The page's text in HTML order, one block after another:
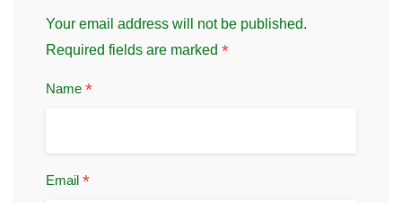
Your email address will not be published.
Required fields are marked *
Name *
Email *